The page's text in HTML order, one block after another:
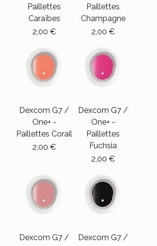
Paillettes
Caraïbes
Precio
2,00 €
Paillettes
Champagne
Precio
2,00 €
Dexcom G7 /
One+ -
Paillettes Corail
Precio
2,00 €
Dexcom G7 /
One+ -
Paillettes
Fuchsia
Precio
2,00 €
Dexcom G7 /
Dexcom G7 /